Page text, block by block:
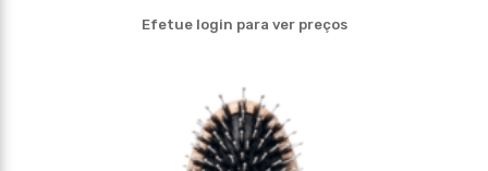
Efetue login para ver preços